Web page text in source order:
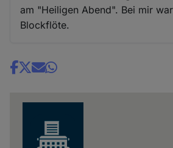
am "Heiligen Abend". Bei mir
Blockflöte.
Share